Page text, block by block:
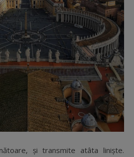
și transmite atâta liniște.